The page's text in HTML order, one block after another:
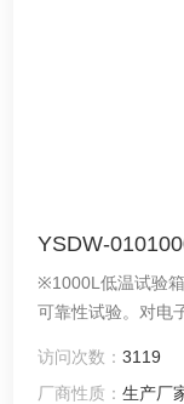
YSDW-
※1000L低温试验
可靠性试验。对电
化的情况下，检验
访问次数：3119
厂商性质：生产厂